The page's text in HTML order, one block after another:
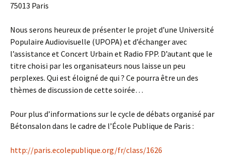
75013 Paris
Nous serons heureux de présenter le projet d’une Université
Populaire Audiovisuelle (UPOPA) et d’échanger avec
l’assistance et Concert Urbain et Radio FPP. D’autant que le
titre choisi par les organisateurs nous laisse un peu
perplexes. Qui est éloigné de qui ? Ce pourra être un des
thèmes de discussion de cette soirée…
Pour plus d’informations sur le cycle de débats organisé par
Bétonsalon dans le cadre de l’École Publique de Paris :
http://paris.ecolepublique.org/fr/class/1626